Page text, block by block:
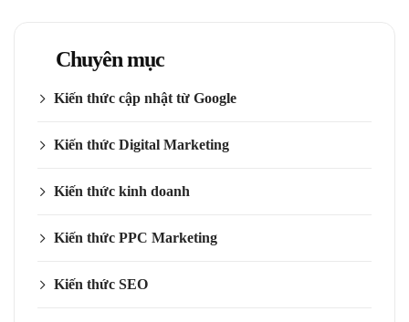
Chuyên mục
Kiến thức cập nhật từ Google
Kiến thức Digital Marketing
Kiến thức kinh doanh
Kiến thức PPC Marketing
Kiến thức SEO